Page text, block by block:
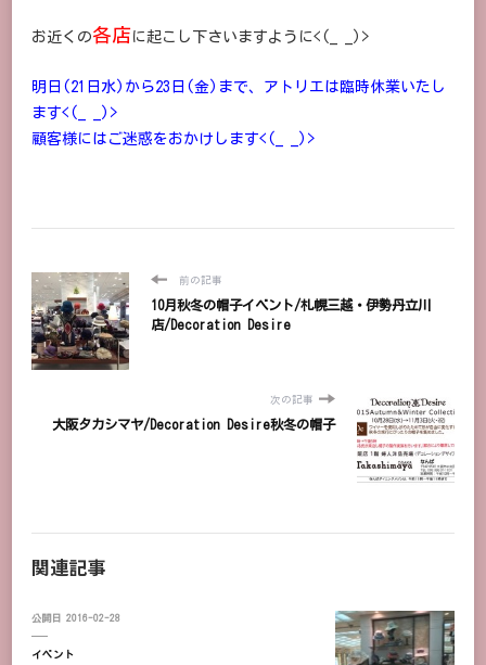
お近くの各店に起こし下さいますように<(_ _)>
明日(21日水)から23日(金)まで、アトリエは臨時休業いたし
ます<(_ _)>
顧客様にはご迷惑をおかけします<(_ _)>
前の記事
10月秋冬の帽子イベント/札幌三越・伊勢丹立川
店/Decoration Desire
次の記事
大阪タカシマヤ/Decoration Desire秋冬の帽子
関連記事
公開日 2016-02-28
イベント